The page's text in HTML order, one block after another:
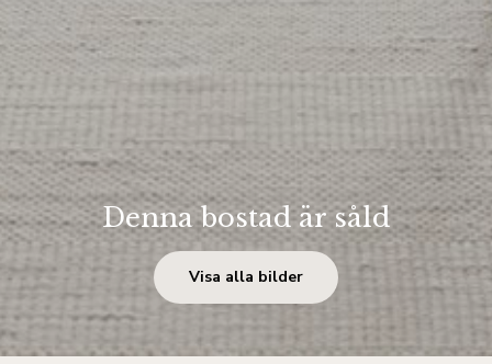
Denna bostad är såld
Visa alla bilder